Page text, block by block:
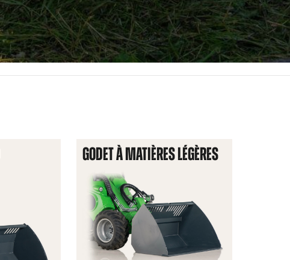
GODET À MATIÈRES LÉGÈRES